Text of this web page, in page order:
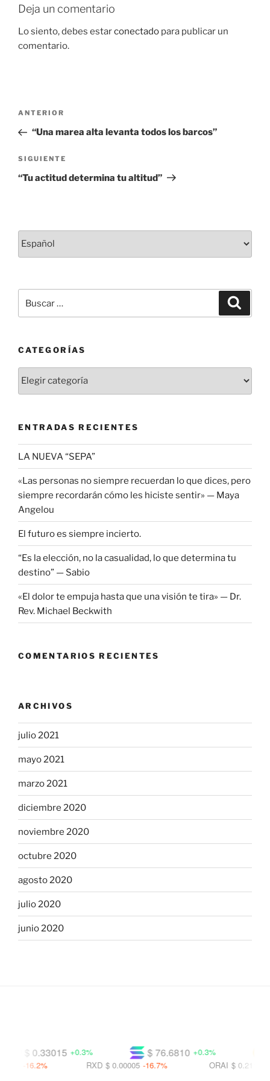
o
k
Deja un comentario
Lo siento, debes estarconectado para publicar un
comentario.
Navegación
entradas
Entrada
anterior:
ANTERIOR
“Una marea alta levanta todos los barcos”
Siguiente
entrada
SIGUIENTE
“Tu actitud determina tu altitud”
por:
CATEGORÍAS
ENTRADAS RECIENTES
LA NUEVA “SEPA”
«Las personas no siempre recuerdan lo que dices, pero
siempre recordarán cómo les hiciste sentir» — Maya
Angelou
El futuro es siempre incierto.
“Es la elección, no la casualidad, lo que determina tu
destino” — Sabio
«El dolor te empuja hasta que una visión te tira» — Dr.
Rev. Michael Beckwith
COMENTARIOS RECIENTES
ARCHIVOS
julio 2021
mayo 2021
marzo 2021
diciembre 2020
noviembre 2020
octubre 2020
agosto 2020
julio 2020
junio 2020
$ 76.6810 +0.3%
$ 0.33015 +0.3%
ORAI $ 0.21111
RXD $ 0.00005 -16.7%
-16.2%